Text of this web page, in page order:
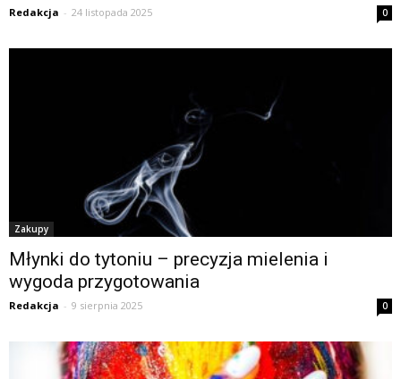
Redakcja - 24 listopada 2025 0
Zakupy
Młynki do tytoniu – precyzja mielenia i
wygoda przygotowania
Redakcja - 9 sierpnia 2025 0